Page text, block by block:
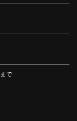
/緑茶ハイ/午後の紅茶
長野県)純米吟醸/
で